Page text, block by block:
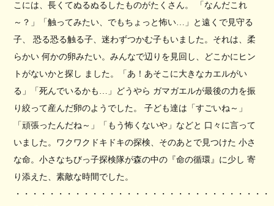
こには、長くてぬるぬるしたものがたくさん。 「なんだこれ
～？」「触ってみたい、でもちょっと怖い…」と遠くで見守る
子、 恐る恐る触る子、迷わずつかむ子もいました。それは、柔
らかい 何かの卵みたい。みんなで辺りを見回し、どこかにヒン
トがないかと探し ました。「あ！あそこに大きなカエルがい
る」「死んでいるかも…」どうやら ガマガエルが最後の力を振
り絞って産んだ卵のようでした。 子ども達は「すごいね～」
「頑張ったんだね～」「もう怖くないや」などと 口々に言って
いました。ワクワクドキドキの探検、そのあとで見つけた 小さ
な命。小さなちびっ子探検隊が森の中の『命の循環』に少し 寄
り添えた、素敵な時間でした。
・・・・・・・・・・・・・・・・・・・・・・・・・・・・・・